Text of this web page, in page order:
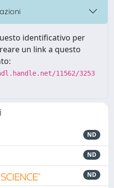
identificativo per
un link a questo
11562/3253
ND
ND
ND